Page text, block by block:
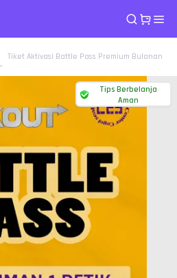
Tiket Aktivasi Battle Pass Premium Bulanan
Tips Berbelanja
Aman